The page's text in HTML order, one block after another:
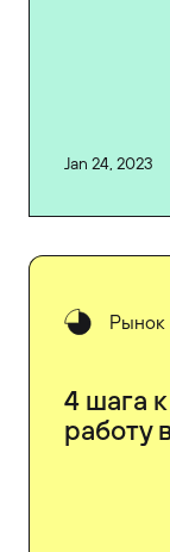
Jan 24, 2023
Рынок
4 шага
работу